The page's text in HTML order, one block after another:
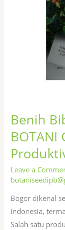
Benih
BOTANI
Leave a
Bogor dikenal
Indonesia,
Salah satu
Produktivitas